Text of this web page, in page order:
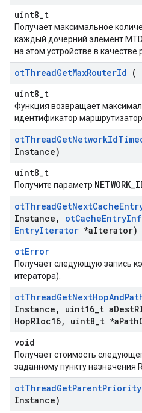
uint8_t
Получает максимальное
каждый дочерний элемент
на этом устройстве в качестве
otThreadGetMaxRouterId (
uint8_t
Функция возвращает
идентификатор
otThreadGetNetworkId
Instance)
uint8_t
Получите параметр
otThreadGetNextCache
Instance , otCacheEntry
EntryIterator *aIterator)
otError
Получает следующую запись
итератора).
otThreadGetNextHopAnd
Instance , uint16 t aDest
HopRloc16, uint8 t *aPath
void
Получает стоимость
заданному пункту назначения
otThreadGetParentPriority
Instance)